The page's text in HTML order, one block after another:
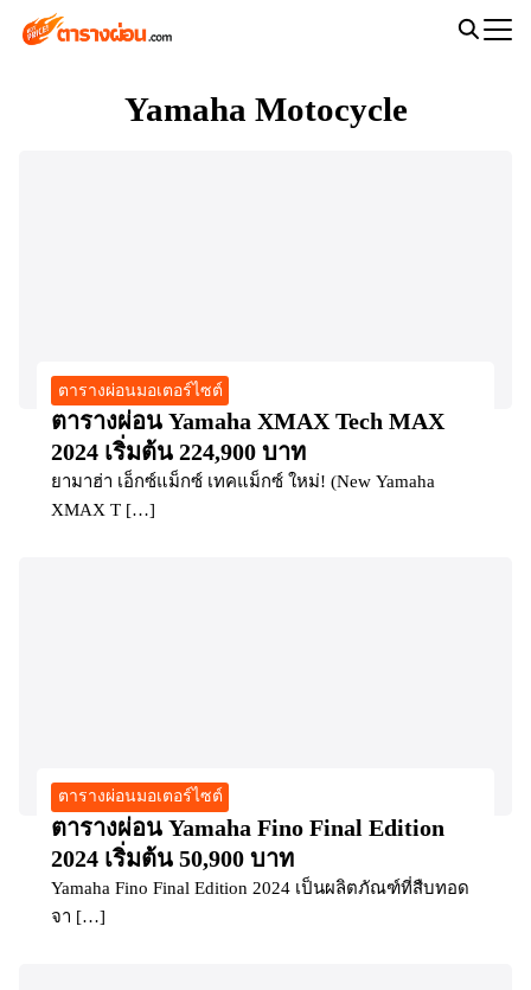
Yamaha Motocycle
ตารางผ่อนมอเตอร์ไซต์
ตารางผ่อน Yamaha XMAX Tech MAX
2024 เริ่มต้น 224,900 บาท
ยามาฮ่า เอ็กซ์แม็กซ์ เทคแม็กซ์ ใหม่! (New Yamaha
XMAX T […]
ตารางผ่อนมอเตอร์ไซต์
ตารางผ่อน Yamaha Fino Final Edition
2024 เริ่มต้น 50,900 บาท
Yamaha Fino Final Edition 2024 เป็นผลิตภัณฑ์ที่สืบทอด
จา […]